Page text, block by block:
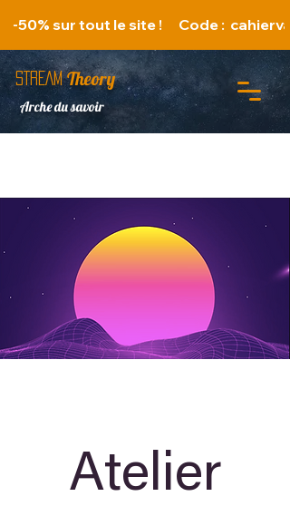
-50% sur tout le site !      Code :
STREAM Theory
Arche du savoir
Atelier